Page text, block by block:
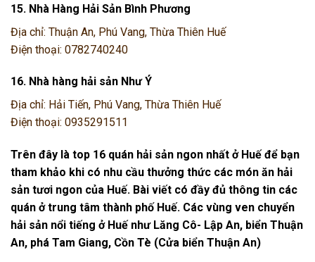
15. Nhà Hàng Hải Sản Bình Phương
Địa chỉ: Thuận An, Phú Vang, Thừa Thiên Huế
Điện thoại: 0782740240
16. Nhà hàng hải sản Như Ý
Địa chỉ: Hải Tiến, Phú Vang, Thừa Thiên Huế
Điện thoại: 0935291511
Trên đây là top 16 quán hải sản ngon nhất ở Huế để bạn
tham khảo khi có nhu cầu thưởng thức các món ăn hải
sản tươi ngon của Huế. Bài viết có đầy đủ thông tin các
quán ở trung tâm thành phố Huế. Các vùng ven chuyển
hải sản nổi tiếng ở Huế như Lăng Cô- Lập An, biển Thuận
An, phá Tam Giang, Cồn Tè (Cửa biển Thuận An)